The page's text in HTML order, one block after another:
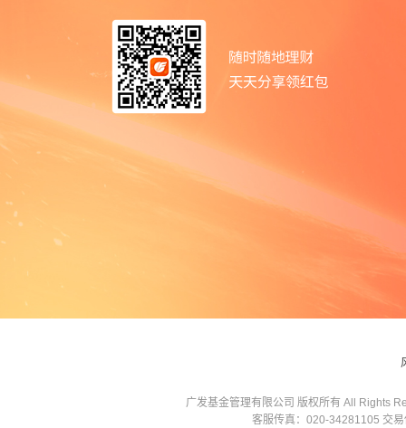
广发基金管理有限公司 版权所有 All Rights
客服传真：020-34281105 交